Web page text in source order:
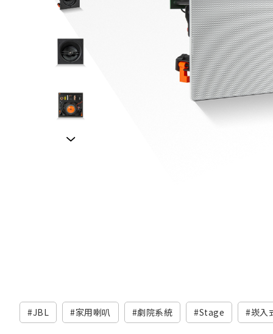
JBL 家用喇叭 劇院系統 Stage 崁入